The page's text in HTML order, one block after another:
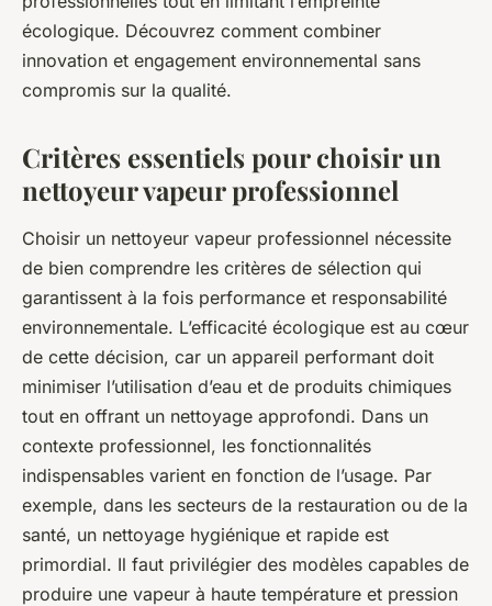
écologique. Découvrez comment combiner
innovation et engagement environnemental sans
compromis sur la qualité.
Critères essentiels pour choisir un
nettoyeur vapeur professionnel
Choisir un nettoyeur vapeur professionnel nécessite
de bien comprendre les critères de sélection qui
garantissent à la fois performance et responsabilité
environnementale. L’efficacité écologique est au cœur
de cette décision, car un appareil performant doit
minimiser l’utilisation d’eau et de produits chimiques
tout en offrant un nettoyage approfondi. Dans un
contexte professionnel, les fonctionnalités
indispensables varient en fonction de l’usage. Par
exemple, dans les secteurs de la restauration ou de la
santé, un nettoyage hygiénique et rapide est
primordial. Il faut privilégier des modèles capables de
produire une vapeur à haute température et pression